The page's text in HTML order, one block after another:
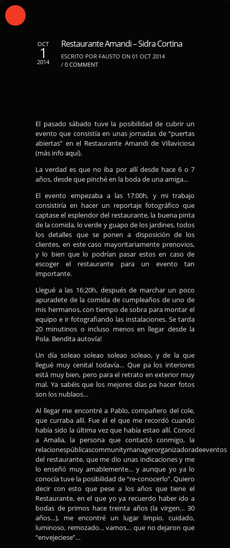
OCT
1
2014
Restaurante Amandi – Sidra Cortina
ESCRITO POR FAUSTO ON 01 OCT 2014
/ 0 COMMENT
El pasado sábado tuve la posibilidad de cubrir un
evento que consistía en unas jornadas de “puertas
abiertas” en el Restaurante Amandi de Villaviciosa
(más info aquí).
La verdad es que no iba por allí desde hace 6 o 7
años, desde que pinché en la boda de una amiga…
El evento empezaba a las 17:00h, y mi trabajo
consistiría en hacer un reportaje fotográfico que
captase el esplendor del restaurante, la buena pinta
de la comida, lo verde y guapo de los jardines, todos
los detalles que se ponen a disposición de los
clientes, en este caso mayoritariamente prenovios,
y lo bien que lo podrían pasar estos en caso de
escoger el restaurante para un evento tan
importante.
Llegué a las 16:20h, después de marchar un poco
apuradete de la comida de cumpleaños de uno de
mis hermanos, con tiempo de sobra para montar el
equipo e ir fotografiando las instalaciones. Se tarda
20 minutinos o incluso menos en llegar desde la
Pola. Bendita autovía!
Un día soleao soleao soleao soleao, y de la que
llegué muy cenital todavía… Que pa los interiores
está muy bien, pero para el retrato en exterior muy
mal. Ya sabéis que los mejores días pa hacer fotos
son los nublaos…
Al llegar me encontré a Pablo, compañero del cole,
que curraba allí. Fue él el que me recordó cuando
había sido la última vez que había estao allí. Conocí
a Amalia, la persona que contactó conmigo, la
relacionespúblicascommunitymanagerorganizadoradeeventos
del restaurante, que me dio unas indicaciones y me
lo enseñó muy amablemente… y aunque yo ya lo
conocía tuve la posibilidad de “re-conocerlo”. Quiero
decir con esto que pese a los años que tiene el
Restaurante, en el que yo ya recuerdo haber ido a
bodas de primos hace treinta años (la virgen… 30
años…), me encontré un lugar limpio, cuidado,
luminoso, remozado… vamos… que no dejaron que
“envejeciese”…